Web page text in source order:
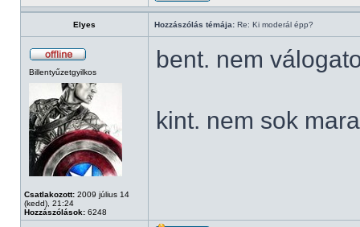
Elyes Hozzászólás témája: Re: Ki moderál épp?
Billentyűzetgyilkos
Csatlakozott: 2009 július 14
(kedd), 21:24
Hozzászólások: 6248
bent. nem
kint. nem sok